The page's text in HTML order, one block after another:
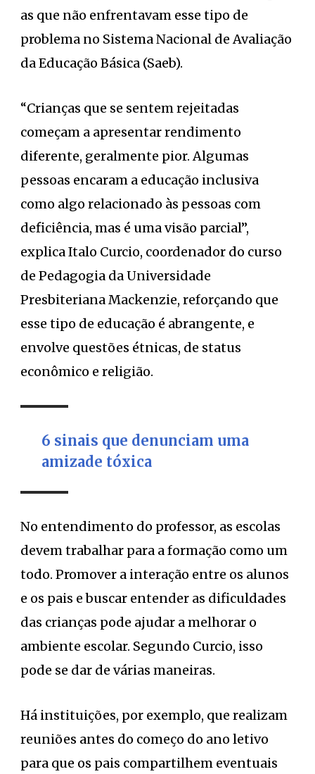
as que não enfrentavam esse tipo de
problema no Sistema Nacional de Avaliação
da Educação Básica (Saeb).
“Crianças que se sentem rejeitadas
começam a apresentar rendimento
diferente, geralmente pior. Algumas
pessoas encaram a educação inclusiva
como algo relacionado às pessoas com
deficiência, mas é uma visão parcial”,
explica Italo Curcio, coordenador do curso
de Pedagogia da Universidade
Presbiteriana Mackenzie, reforçando que
esse tipo de educação é abrangente, e
envolve questões étnicas, de status
econômico e religião.
6 sinais que denunciam uma
amizade tóxica
No entendimento do professor, as escolas
devem trabalhar para a formação como um
todo. Promover a interação entre os alunos
e os pais e buscar entender as dificuldades
das crianças pode ajudar a melhorar o
ambiente escolar. Segundo Curcio, isso
pode se dar de várias maneiras.
Há instituições, por exemplo, que realizam
reuniões antes do começo do ano letivo
para que os pais compartilhem eventuais